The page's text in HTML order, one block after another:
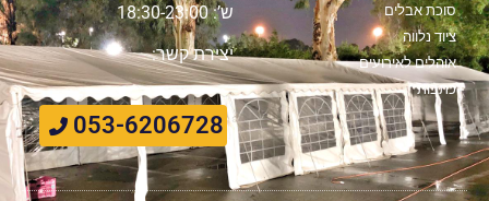
סוכת אבלים
ציוד נלווה
אוהלים לאירועים
כתבות
ש’: 18:30-23:00
יצירת קשר:
053-6206728